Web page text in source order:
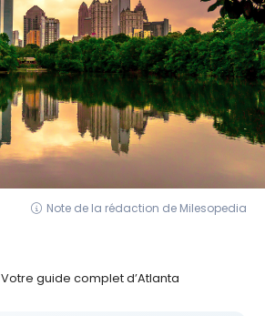
Note de la rédaction de Milesopedia
Votre guide complet d’Atlanta